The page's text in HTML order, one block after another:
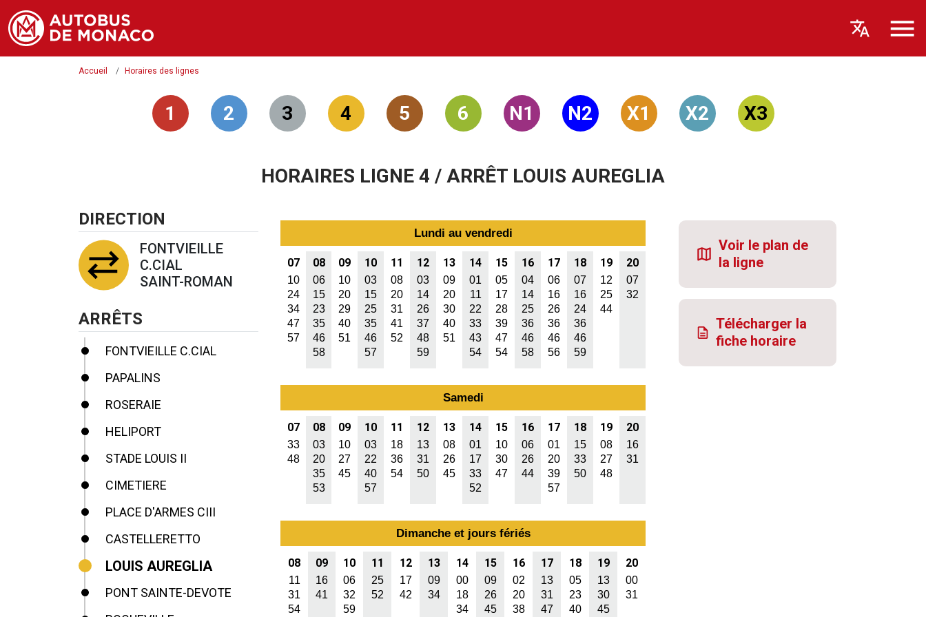
Accueil Horaires des lignes
1 2 3 4 5 6 N1 N2 X1 X2 X3
HORAIRES LIGNE 4 / ARRÊT LOUIS AUREGLIA
DIRECTION
FONTVIEILLE
C.CIAL
SAINT-ROMAN
ARRÊTS
FONTVIEILLE C.CIAL
PAPALINS
ROSERAIE
HELIPORT
STADE LOUIS II
CIMETIERE
PLACE D'ARMES CIII
CASTELLERETTO
LOUIS AUREGLIA
PONT SAINTE-DEVOTE
Lundi au vendredi
07 08 09 10 11 12 13 14 15 16 17 18 19 20
10
24
34
47
57
06
15
23
35
46
58
10
20
29
40
51
03
15
25
35
46
57
08
20
31
41
52
03
14
26
37
48
59
09
20
30
40
51
01
11
22
33
43
54
05
17
28
39
47
54
04
14
25
36
46
58
06
16
26
36
46
56
07
16
24
36
46
59
12
25
44
07
32
Samedi
07 08 09 10 11 12 13 14 15 16 17 18 19 20
33
48
03
20
35
53
10
27
45
03
22
40
57
18
36
54
13
31
50
08
26
45
01
17
33
52
10
30
47
06
26
44
01
20
39
57
15
33
50
08
27
48
16
31
Dimanche et jours fériés
08 09 10 11 12 13 14 15 16 17 18 19 20
11
31
54
16
41
06
32
59
25
52
17
42
09
34
00
18
34
09
26
45
02
20
38
13
31
47
05
23
40
13
30
45
00
31
Voir le plan de
la ligne
Télécharger la
fiche horaire